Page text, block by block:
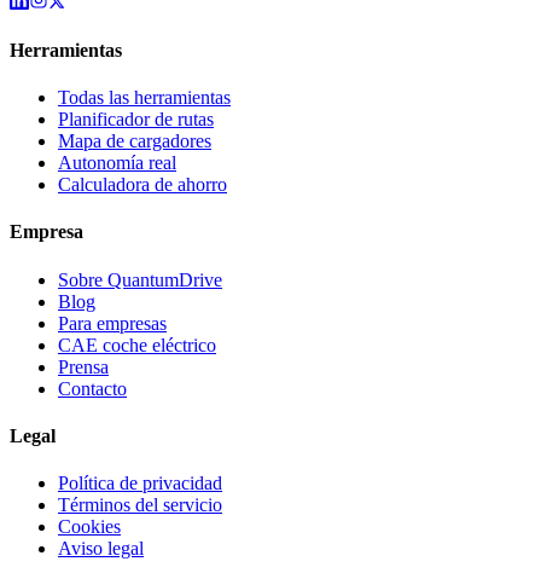
Herramientas
Todas las herramientas
Planificador de rutas
Mapa de cargadores
Autonomía real
Calculadora de ahorro
Empresa
Sobre QuantumDrive
Blog
Para empresas
CAE coche eléctrico
Prensa
Contacto
Legal
Política de privacidad
Términos del servicio
Cookies
Aviso legal